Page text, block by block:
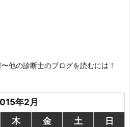
他の診断士のブログを読むには！
年2月
木 金 土
日